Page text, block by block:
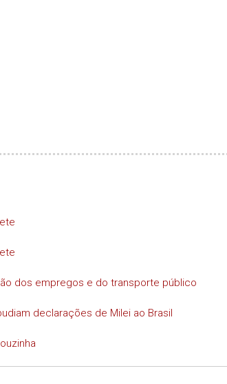
dos empregos e do transporte público
declarações de Milei ao Brasil